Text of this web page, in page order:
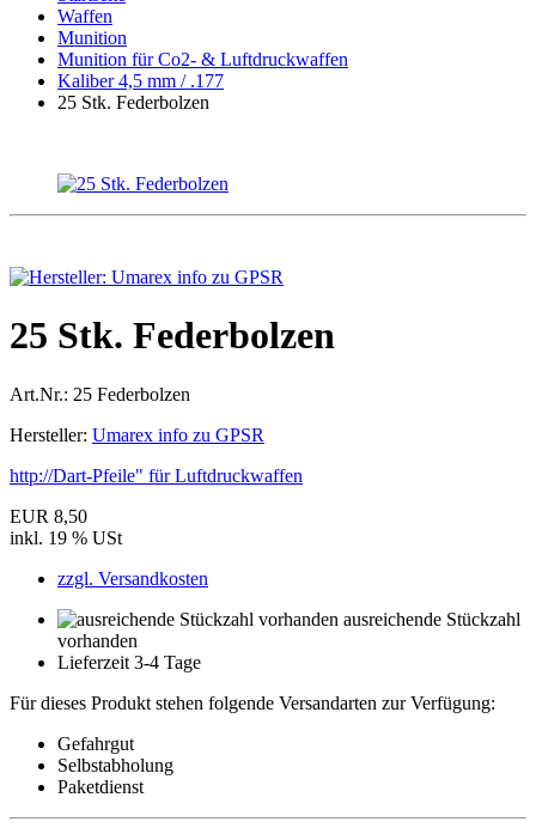
Waffen
Munition
Munition für Co2- & Luftdruckwaffen
Kaliber 4,5 mm / .177
25 Stk. Federbolzen
25 Stk. Federbolzen
Art.Nr.: 25 Federbolzen
Hersteller: Umarex info zu GPSR
http://Dart-Pfeile" für Luftdruckwaffen
EUR 8,50
inkl. 19 % USt
zzgl. Versandkosten
ausreichende Stückzahl
vorhanden
Lieferzeit 3-4 Tage
Für dieses Produkt stehen folgende Versandarten zur Verfügung:
Gefahrgut
Selbstabholung
Paketdienst